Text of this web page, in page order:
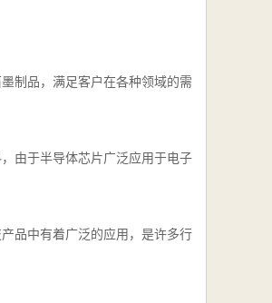
制品，满足客户在各种领域的需
由于半导体芯片广泛应用于电子
品中有着广泛的应用，是许多行